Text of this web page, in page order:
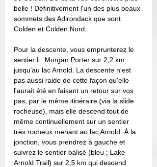
belle ! Définitivement l'un des plus beaux
sommets des Adirondack que sont
Colden et Colden Nord.
Pour la descente, vous emprunterez le
sentier L. Morgan Porter sur 2,2 km
jusqu'au lac Arnold. La descente n'est
pas aussi raide de cette façon qu'elle
l'aurait été en faisant un retour sur vos
pas, par le même itinéraire (via la slide
rocheuse), mais elle descend tout de
même continuellement sur un sentier
très rocheux menant au lac Arnold. À la
jonction, vous prendrez à gauche et
suivrez le sentier balisé (bleu ; Lake
Arnold Trail) sur 2,5 km qui descend